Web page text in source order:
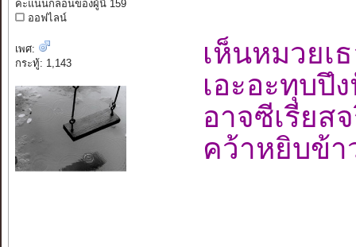
คะแนนกลอนของผู้นี้ 159
ออฟไลน์
เพศ:
กระทู้: 1,143
เห็นหมวย
เอะอะทุบ
อาจซีเรีย
คว้าหยิบข้า